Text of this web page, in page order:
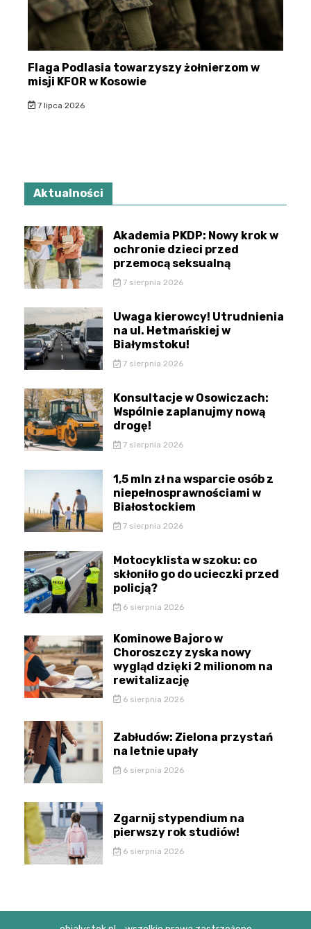
Flaga Podlasia towarzyszy żołnierzom w
misji KFOR w Kosowie
7 lipca 2026
Aktualności
Akademia PKDP: Nowy krok w
ochronie dzieci przed
przemocą seksualną
7 sierpnia 2026
Uwaga kierowcy! Utrudnienia
na ul. Hetmańskiej w
Białymstoku!
7 sierpnia 2026
Konsultacje w Osowiczach:
Wspólnie zaplanujmy nową
drogę!
7 sierpnia 2026
1,5 mln zł na wsparcie osób z
niepełnosprawnościami w
Białostockiem
7 sierpnia 2026
Motocyklista w szoku: co
skłoniło go do ucieczki przed
policją?
6 sierpnia 2026
Kominowe Bajoro w
Choroszczy zyska nowy
wygląd dzięki 2 milionom na
rewitalizację
6 sierpnia 2026
Zabłudów: Zielona przystań
na letnie upały
6 sierpnia 2026
Zgarnij stypendium na
pierwszy rok studiów!
6 sierpnia 2026